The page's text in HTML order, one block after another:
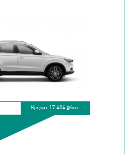
Кредит 17 404 ₽/мес